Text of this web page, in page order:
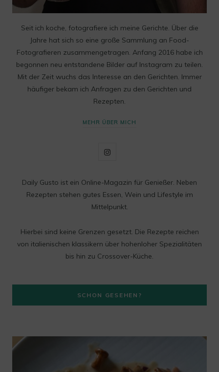
Seit ich koche, fotografiere ich meine Gerichte. Über die
Jahre hat sich so eine große Sammlung an Food-
Fotografieren zusammengetragen. Anfang 2016 habe ich
begonnen neu entstandene Bilder auf Instagram zu teilen.
Mit der Zeit wuchs das Interesse an den Gerichten. Immer
häufiger bekam ich Anfragen zu den Gerichten und
Rezepten.
MEHR ÜBER MICH
I
s
t
g
r
m
Daily Gusto ist ein Online-Magazin für Genießer. Neben
Rezepten stehen gutes Essen, Wein und Lifestyle im
Mittelpunkt.
Hierbei sind keine Grenzen gesetzt. Die Rezepte reichen
von italienischen klassikern über hohenloher Spezialitäten
bis hin zu Crossover-Küche.
SCHON GESEHEN?